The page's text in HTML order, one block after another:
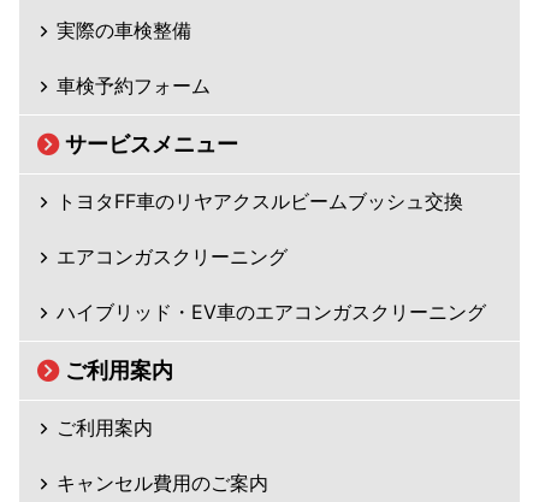
実際の車検整備
車検予約フォーム
サービスメニュー
トヨタFF車のリヤアクスルビームブッシュ交換
エアコンガスクリーニング
ハイブリッド・EV車のエアコンガスクリーニング
ご利用案内
ご利用案内
キャンセル費用のご案内